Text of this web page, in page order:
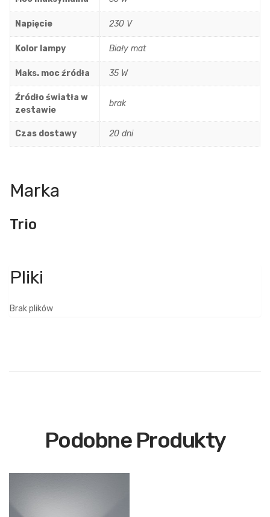
Napięcie 230 V
Kolor lampy Biały mat
Maks. moc źródła 35 W
Źródło światła w
zestawie
brak
Czas dostawy 20 dni
Marka
Trio
Brak plików
Podobne Produkty